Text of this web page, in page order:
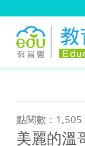
點閱數：1,505
美麗的溫